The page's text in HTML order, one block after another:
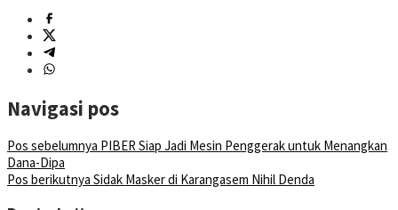
Navigasi pos
Pos sebelumnya PIBER Siap Jadi Mesin Penggerak untuk Menangkan
Dana-Dipa
Pos berikutnya Sidak Masker di Karangasem Nihil Denda